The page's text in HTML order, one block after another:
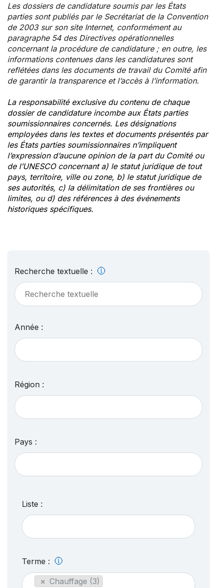
Les dossiers de candidature soumis par les États
parties sont publiés par le Secrétariat de la Convention
de 2003 sur son site Internet, conformément au
paragraphe 54 des Directives opérationnelles
concernant la procédure de candidature ; en outre, les
informations contenues dans les candidatures sont
reflétées dans les documents de travail du Comité afin
de garantir la transparence et l’accès à l’information.
La responsabilité exclusive du contenu de chaque
dossier de candidature incombe aux États parties
soumissionnaires concernés. Les désignations
employées dans les textes et documents présentés par
les États parties soumissionnaires n’impliquent
l’expression d’aucune opinion de la part du Comité ou
de l’UNESCO concernant a) le statut juridique de tout
pays, territoire, ville ou zone, b) le statut juridique de
ses autorités, c) la délimitation de ses frontières ou
limites, ou d) des références à des événements
historiques spécifiques.
Recherche textuelle :
Année :
Région :
Pays :
Liste :
Terme :
× Chauffage (3)